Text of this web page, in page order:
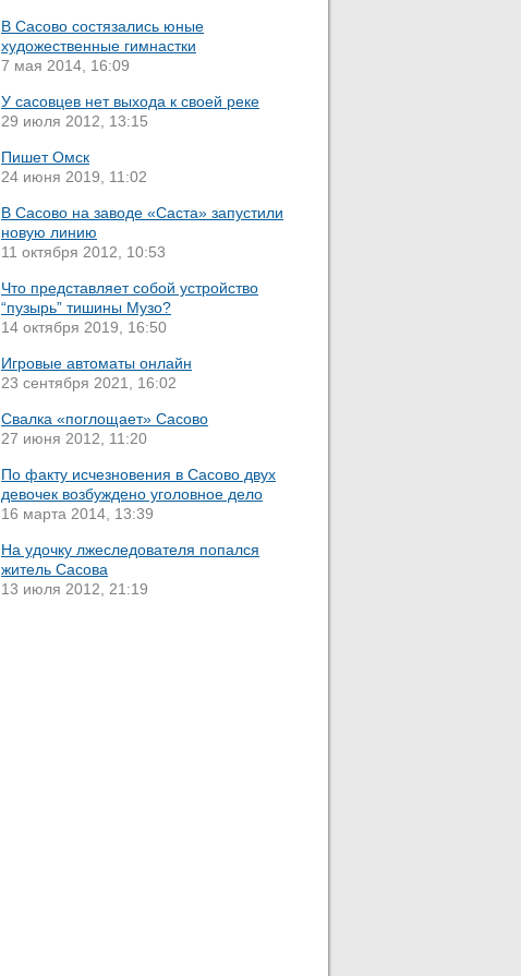
В Сасово состязались юные
художественные гимнастки
7 мая 2014, 16:09
У сасовцев нет выхода к своей реке
29 июля 2012, 13:15
Пишет Омск
24 июня 2019, 11:02
В Сасово на заводе «Саста» запустили
новую линию
11 октября 2012, 10:53
Что представляет собой устройство
“пузырь” тишины Музо?
14 октября 2019, 16:50
Игровые автоматы онлайн
23 сентября 2021, 16:02
Свалка «поглощает» Сасово
27 июня 2012, 11:20
По факту исчезновения в Сасово двух
девочек возбуждено уголовное дело
16 марта 2014, 13:39
На удочку лжеследователя попался
житель Сасова
13 июля 2012, 21:19